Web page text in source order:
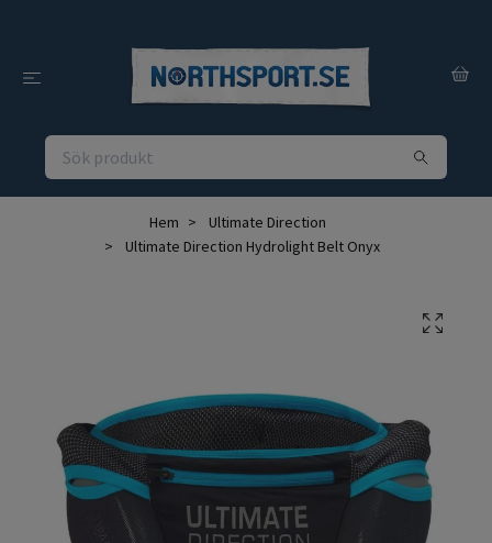
Hem
Ultimate Direction
Ultimate Direction Hydrolight Belt Onyx